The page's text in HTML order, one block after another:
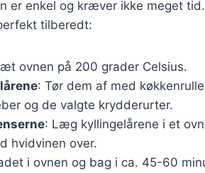
er enkel og kræver ikke meget
tilberedt:
ovnen på 200 grader Celsius.
: Tør dem af med
og de valgte krydderurter.
: Læg kyllingelårene i et
hvidvinen over.
i ovnen og bag i ca. 45-60